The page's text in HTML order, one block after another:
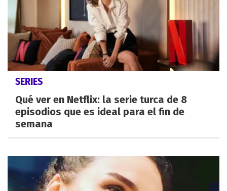
SERIES
Qué ver en Netflix: la serie turca de 8
episodios que es ideal para el fin de
semana